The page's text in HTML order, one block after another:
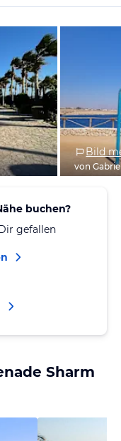
Bild
von
buchen?
gefallen
Sharm